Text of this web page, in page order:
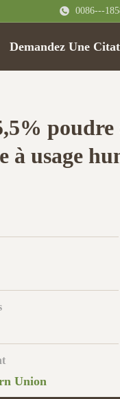
0086---
Demandez Une
poudre
à usage
Union